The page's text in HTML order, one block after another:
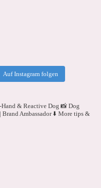
Auf Instagram folgen
& Reactive Dog 📸 Dog
Ambassador⬇️ More tips &